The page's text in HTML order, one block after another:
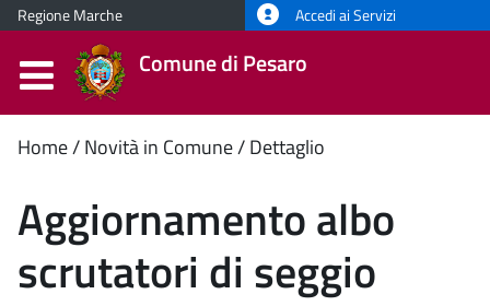
Regione Marche Accedi ai Servizi
Comune di Pesaro
Contenuto
principale
Home Novità in Comune Dettaglio
Aggiornamento albo
scrutatori di seggio